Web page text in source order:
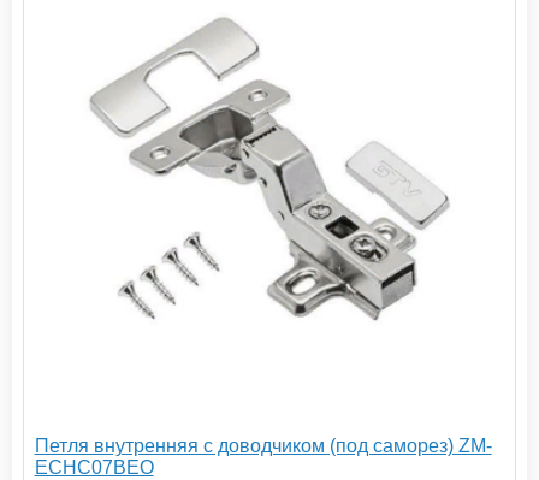
Петля внутренняя с доводчиком (под саморез) ZM-
ECHC07BEO